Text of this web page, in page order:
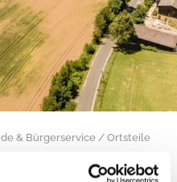
& Bürgerservice
Ortsteile